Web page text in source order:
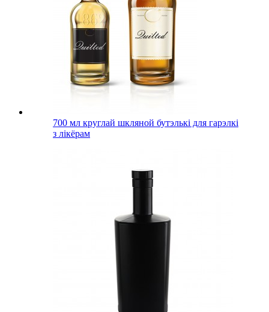
700 мл круглай шкляной бутэлькі для гарэлкі
з лікёрам